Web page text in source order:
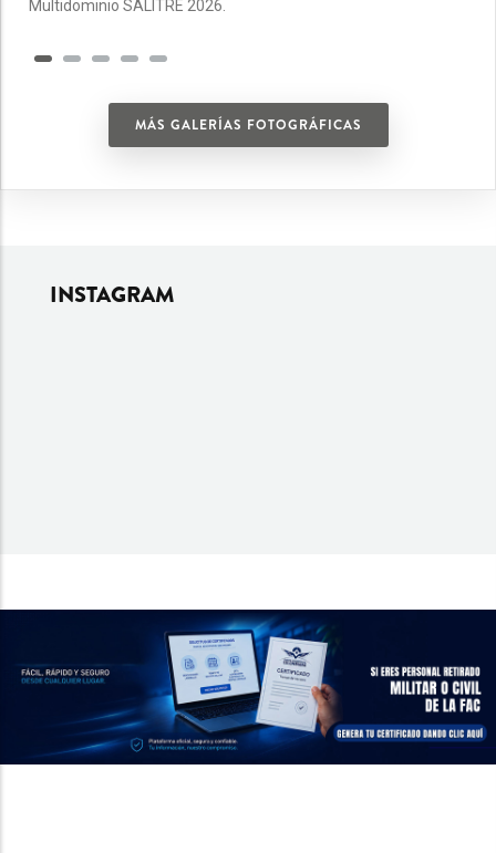
Multidominio SALITRE 2026.
MÁS GALERÍAS FOTOGRÁFICAS
INSTAGRAM